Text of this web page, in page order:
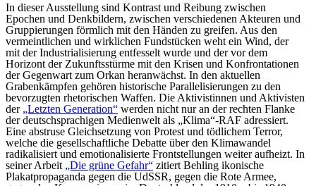
In dieser Ausstellung sind Kontrast und Reibung zwischen
Epochen und Denkbildern, zwischen verschiedenen Akteuren und
Gruppierungen förmlich mit den Händen zu greifen. Aus den
vermeintlichen und wirklichen Fundstücken weht ein Wind, der
mit der Industrialisierung entfesselt wurde und der vor dem
Horizont der Zukunftsstürme mit den Krisen und Konfrontationen
der Gegenwart zum Orkan heranwächst. In den aktuellen
Grabenkämpfen gehören historische Parallelisierungen zu den
bevorzugten rhetorischen Waffen. Die Aktivistinnen und Aktivisten
der „Letzten Generation“ werden nicht nur an der rechten Flanke
der deutschsprachigen Medienwelt als „Klima“-RAF adressiert.
Eine abstruse Gleichsetzung von Protest und tödlichem Terror,
welche die gesellschaftliche Debatte über den Klimawandel
radikalisiert und emotionalisierte Frontstellungen weiter aufheizt. In
seiner Arbeit „Die grüne Gefahr“ zitiert Behling ikonische
Plakatpropaganda gegen die UdSSR, gegen die Rote Armee,